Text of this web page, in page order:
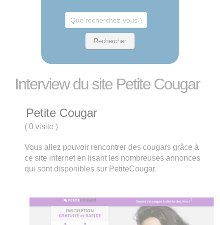
Interview du site Petite Cougar
Petite Cougar
( 0 visite)
Vous allez pouvoir rencontrer des cougars grâce à
ce site internet en lisant les nombreuses annonces
qui sont disponibles sur PetiteCougar.